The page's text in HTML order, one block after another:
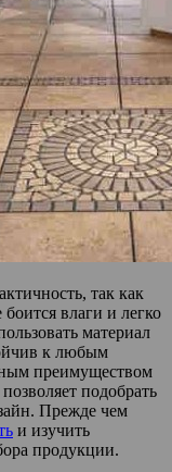
так как
влаги и легко
материал
к любым
преимуществом
подобрать
Прежде чем
и изучить
продукции.